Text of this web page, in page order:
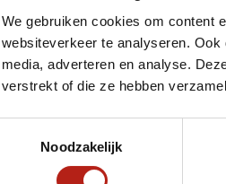
We gebruiken cookies om content
websiteverkeer te analyseren.
media, adverteren en analyse.
verstrekt of die ze hebben
Noodzakelijk
Producten
GRATIS verzending v.a €75